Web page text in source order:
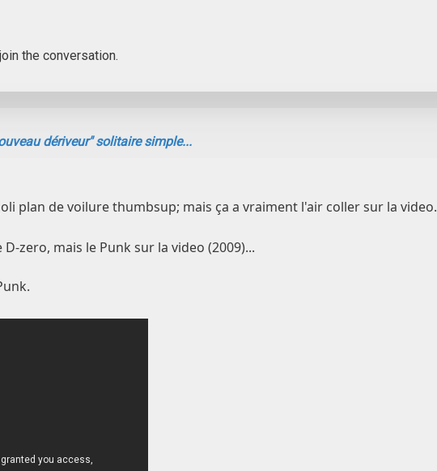
the conversation.
dériveur" solitaire simple...
plan de voilure thumbsup; mais ça a vraiment l'air coller sur la video.
D-zero, mais le Punk sur la video (2009)...